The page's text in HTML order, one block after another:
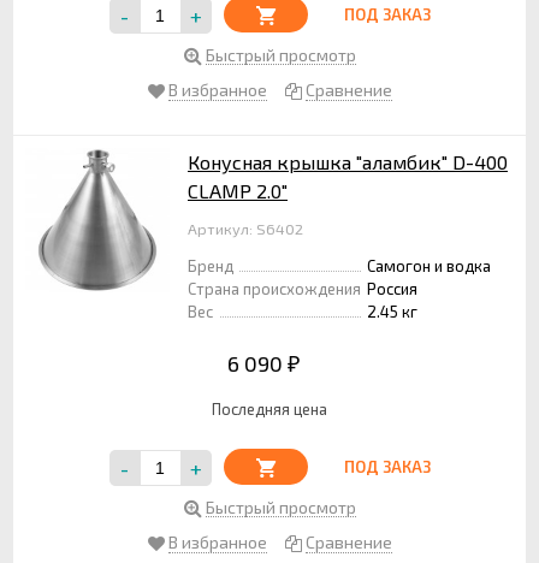
- + ПОД ЗАКАЗ
Быстрый просмотр
В избранное
Сравнение
Конусная крышка "аламбик" D-400
CLAMP 2.0"
Артикул: S6402
Бренд
Самогон и водка
Страна происхождения Россия
Вес
2.45 кг
6 090 ₽
Последняя цена
- + ПОД ЗАКАЗ
Быстрый просмотр
В избранное
Сравнение